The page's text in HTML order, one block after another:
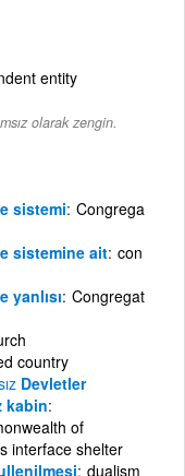
entity
olarak zengin.
sistemi Congrega
sistemine ait con
yanlısı Congregat
country
Devletler
kabin
of
interface shelter
dualism